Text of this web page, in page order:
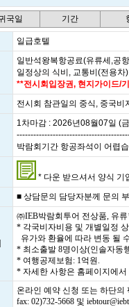
국일 기간
일급호텔
일반석왕복항공료(유류세,공
일정상의 식비, 교통비(전용
**전시회입장권, 현지가이드/
전시회 참관일의 중식, 중국비
1차마감 : 2026년08월07일 (
박람회기간 항공좌석이 어렵
* 다운 받으셔서 양식
■ 상담문의 담당자분께 문의
㈜IEB박람회투어 전상품, 유
* 각국비자비용 및 개별일정
유가와 환율에 따라 변동 될
* 최소출발 8명이상(인솔자동
* 여행공제보험: 1억원.
* 자세한 사항은 홈페이지에
온라인 예약 신청 또는 하단
fax: 02)732-5668 및